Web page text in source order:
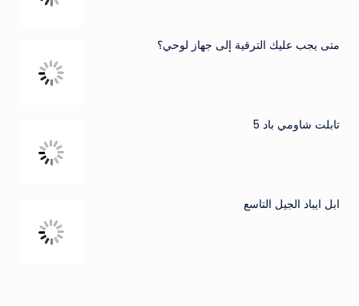
متى يجب عليك الترقية إلى جهاز لوحي؟
تابلت شاومي باد 5
ابل ايباد الجيل التاسع